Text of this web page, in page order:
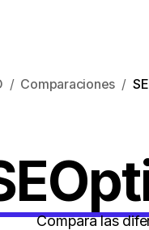
Comparaciones
Compara las